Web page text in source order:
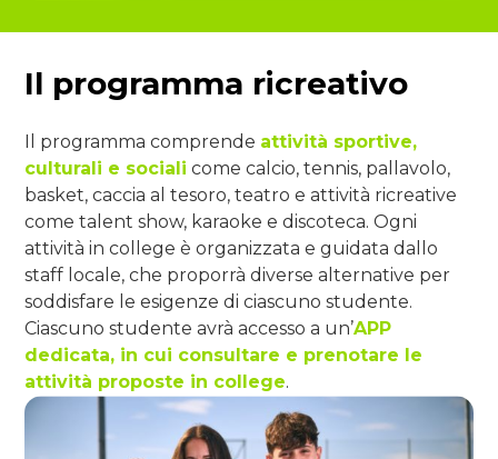
Il programma ricreativo
Il programma comprende attività sportive,
culturali e sociali come calcio, tennis, pallavolo,
basket, caccia al tesoro, teatro e attività ricreative
come talent show, karaoke e discoteca. Ogni
attività in college è organizzata e guidata dallo
staff locale, che proporrà diverse alternative per
soddisfare le esigenze di ciascuno studente.
Ciascuno studente avrà accesso a un’APP
dedicata, in cui consultare e prenotare le
attività proposte in college.